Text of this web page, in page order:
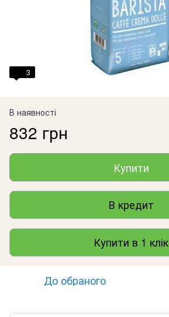
3
В наявності
832 грн
Купити
В кредит
Купити в 1 клік
До обраного